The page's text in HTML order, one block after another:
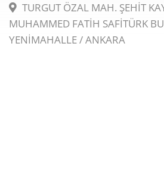
TURGUT ÖZAL MAH. ŞEHİT
MUHAMMED FATİH SAFİTÜRK
YENİMAHALLE / ANKARA